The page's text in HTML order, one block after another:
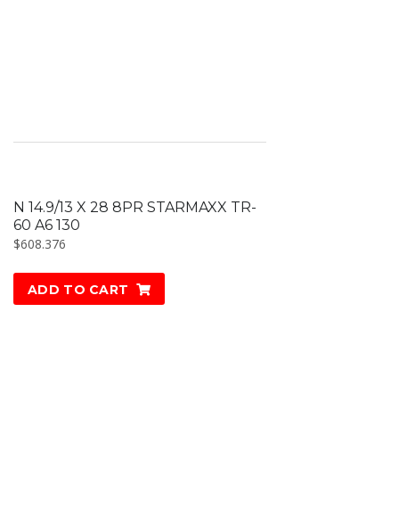
N 14.9/13 X 28 8PR STARMAXX TR-
60 A6 130
$608.376
ADD TO CART